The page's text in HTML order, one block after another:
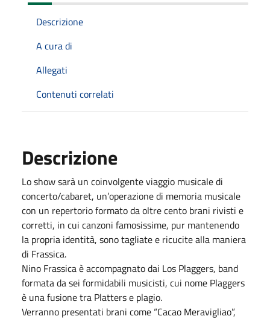
Descrizione
A cura di
Allegati
Contenuti correlati
Descrizione
Lo show sarà un coinvolgente viaggio musicale di
concerto/cabaret, un’operazione di memoria musicale
con un repertorio formato da oltre cento brani rivisti e
corretti, in cui canzoni famosissime, pur mantenendo
la propria identità, sono tagliate e ricucite alla maniera
di Frassica.
Nino Frassica è accompagnato dai Los Plaggers, band
formata da sei formidabili musicisti, cui nome Plaggers
è una fusione tra Platters e plagio.
Verranno presentati brani come “Cacao Meravigliao”,